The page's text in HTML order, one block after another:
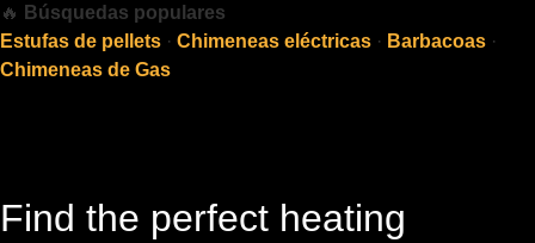
🔥 Búsquedas populares
Estufas de pellets · Chimeneas eléctricas · Barbacoas ·
Chimeneas de Gas
Find the perfect heating